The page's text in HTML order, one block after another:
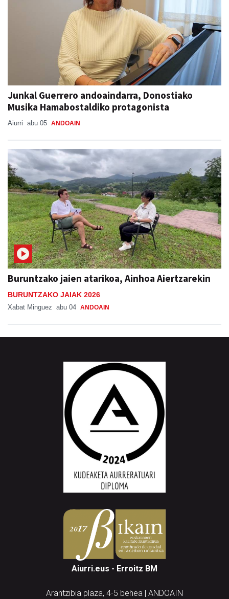
Junkal Guerrero andoaindarra, Donostiako
Musika Hamabostaldiko protagonista
Aiurri abu 05 ANDOAIN
Buruntzako jaien atarikoa, Ainhoa Aiertzarekin
BURUNTZAKO JAIAK 2026
Xabat Minguez abu 04 ANDOAIN
Aiurri.eus - Erroitz BM
Arantzibia plaza, 4-5 behea | ANDOAIN